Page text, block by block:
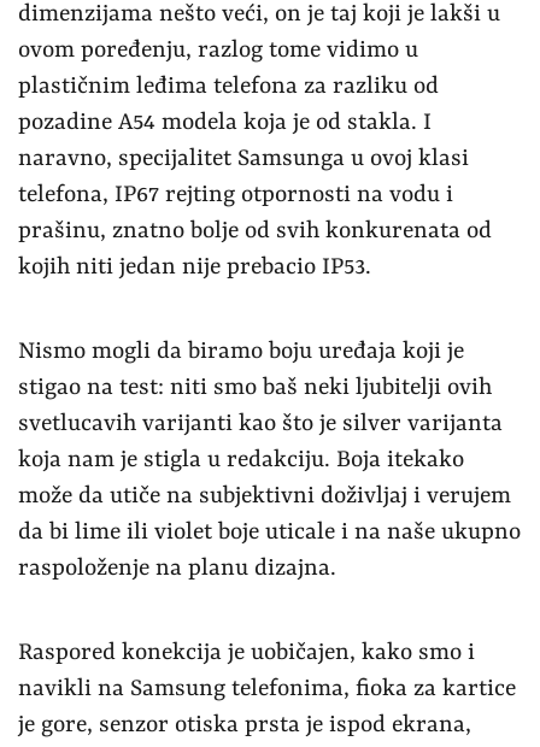
dimenzijama nešto veći, on je taj koji je lakši u
ovom poređenju, razlog tome vidimo u
plastičnim leđima telefona za razliku od
pozadine A54 modela koja je od stakla. I
naravno, specijalitet Samsunga u ovoj klasi
telefona, IP67 rejting otpornosti na vodu i
prašinu, znatno bolje od svih konkurenata od
kojih niti jedan nije prebacio IP53.
Nismo mogli da biramo boju uređaja koji je
stigao na test: niti smo baš neki ljubitelji ovih
svetlucavih varijanti kao što je silver varijanta
koja nam je stigla u redakciju. Boja itekako
može da utiče na subjektivni doživljaj i verujem
da bi lime ili violet boje uticale i na naše ukupno
raspoloženje na planu dizajna.
Raspored konekcija je uobičajen, kako smo i
navikli na Samsung telefonima, fioka za kartice
je gore, senzor otiska prsta je ispod ekrana,